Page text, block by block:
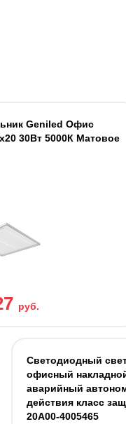
Geniled Офис
30Вт 5000К Матовое
руб.
Светодиодный
офисный
аварийный
действия класс
20A00-4005465